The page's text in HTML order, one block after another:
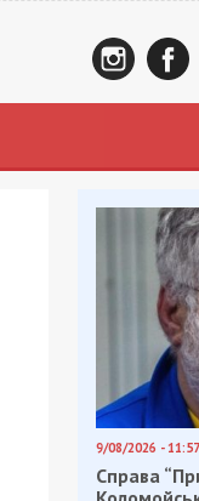
9/08/2026 - 11:57
Справа